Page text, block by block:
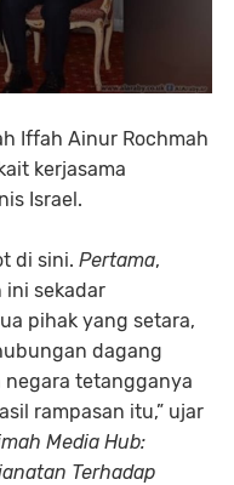
Iffah Ainur Rochmah
kerjasama
Israel.
di sini. Pertama,
ini sekadar
pihak yang setara,
dagang
tetangganya
rampasan itu,” ujar
Media Hub:
Terhadap